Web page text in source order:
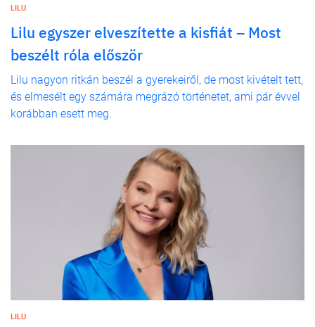
LILU
Lilu egyszer elveszítette a kisfiát – Most
beszélt róla először
Lilu nagyon ritkán beszél a gyerekeiről, de most kivételt tett,
és elmesélt egy számára megrázó történetet, ami pár évvel
korábban esett meg.
LILU